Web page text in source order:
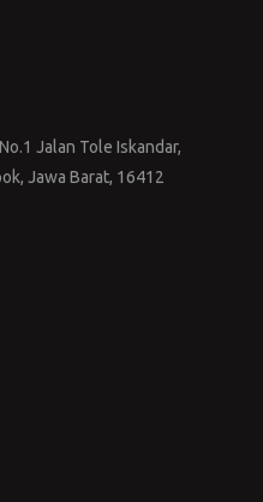
Jalan Tole Iskandar,
Jawa Barat, 16412